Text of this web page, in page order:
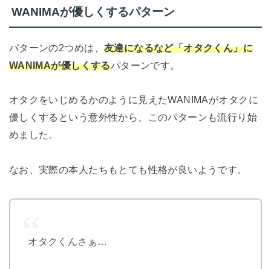
WANIMAが優しくするパターン
パターンの2つめは、 友達になるなど「オタクくん」に
WANIMAが優しくするパターンです。
オタクをいじめるかのように見えたWANIMAがオタクに
優しくするという意外性から、このパターンも流行り始
めました。
なお、実際の本人たちもとても性格が良いようです。
オタクくんさぁ…